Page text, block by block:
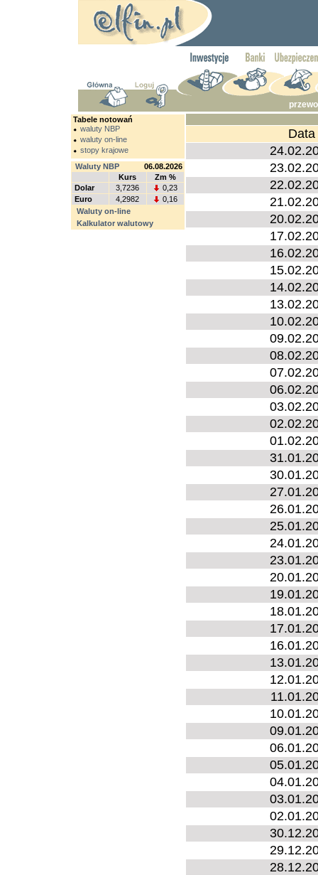
Tabele notowań
waluty NBP
waluty on-line
stopy krajowe
Waluty NBP
06.08.2026
Kurs
Zm %
Dolar
3,7236
0,23
Euro
4,2982
0,16
Waluty on-line
Kalkulator walutowy
Data